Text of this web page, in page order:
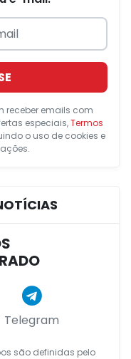
receber emails com
especiais,Termos
o uso de cookies e
Telegram
são definidas pelo